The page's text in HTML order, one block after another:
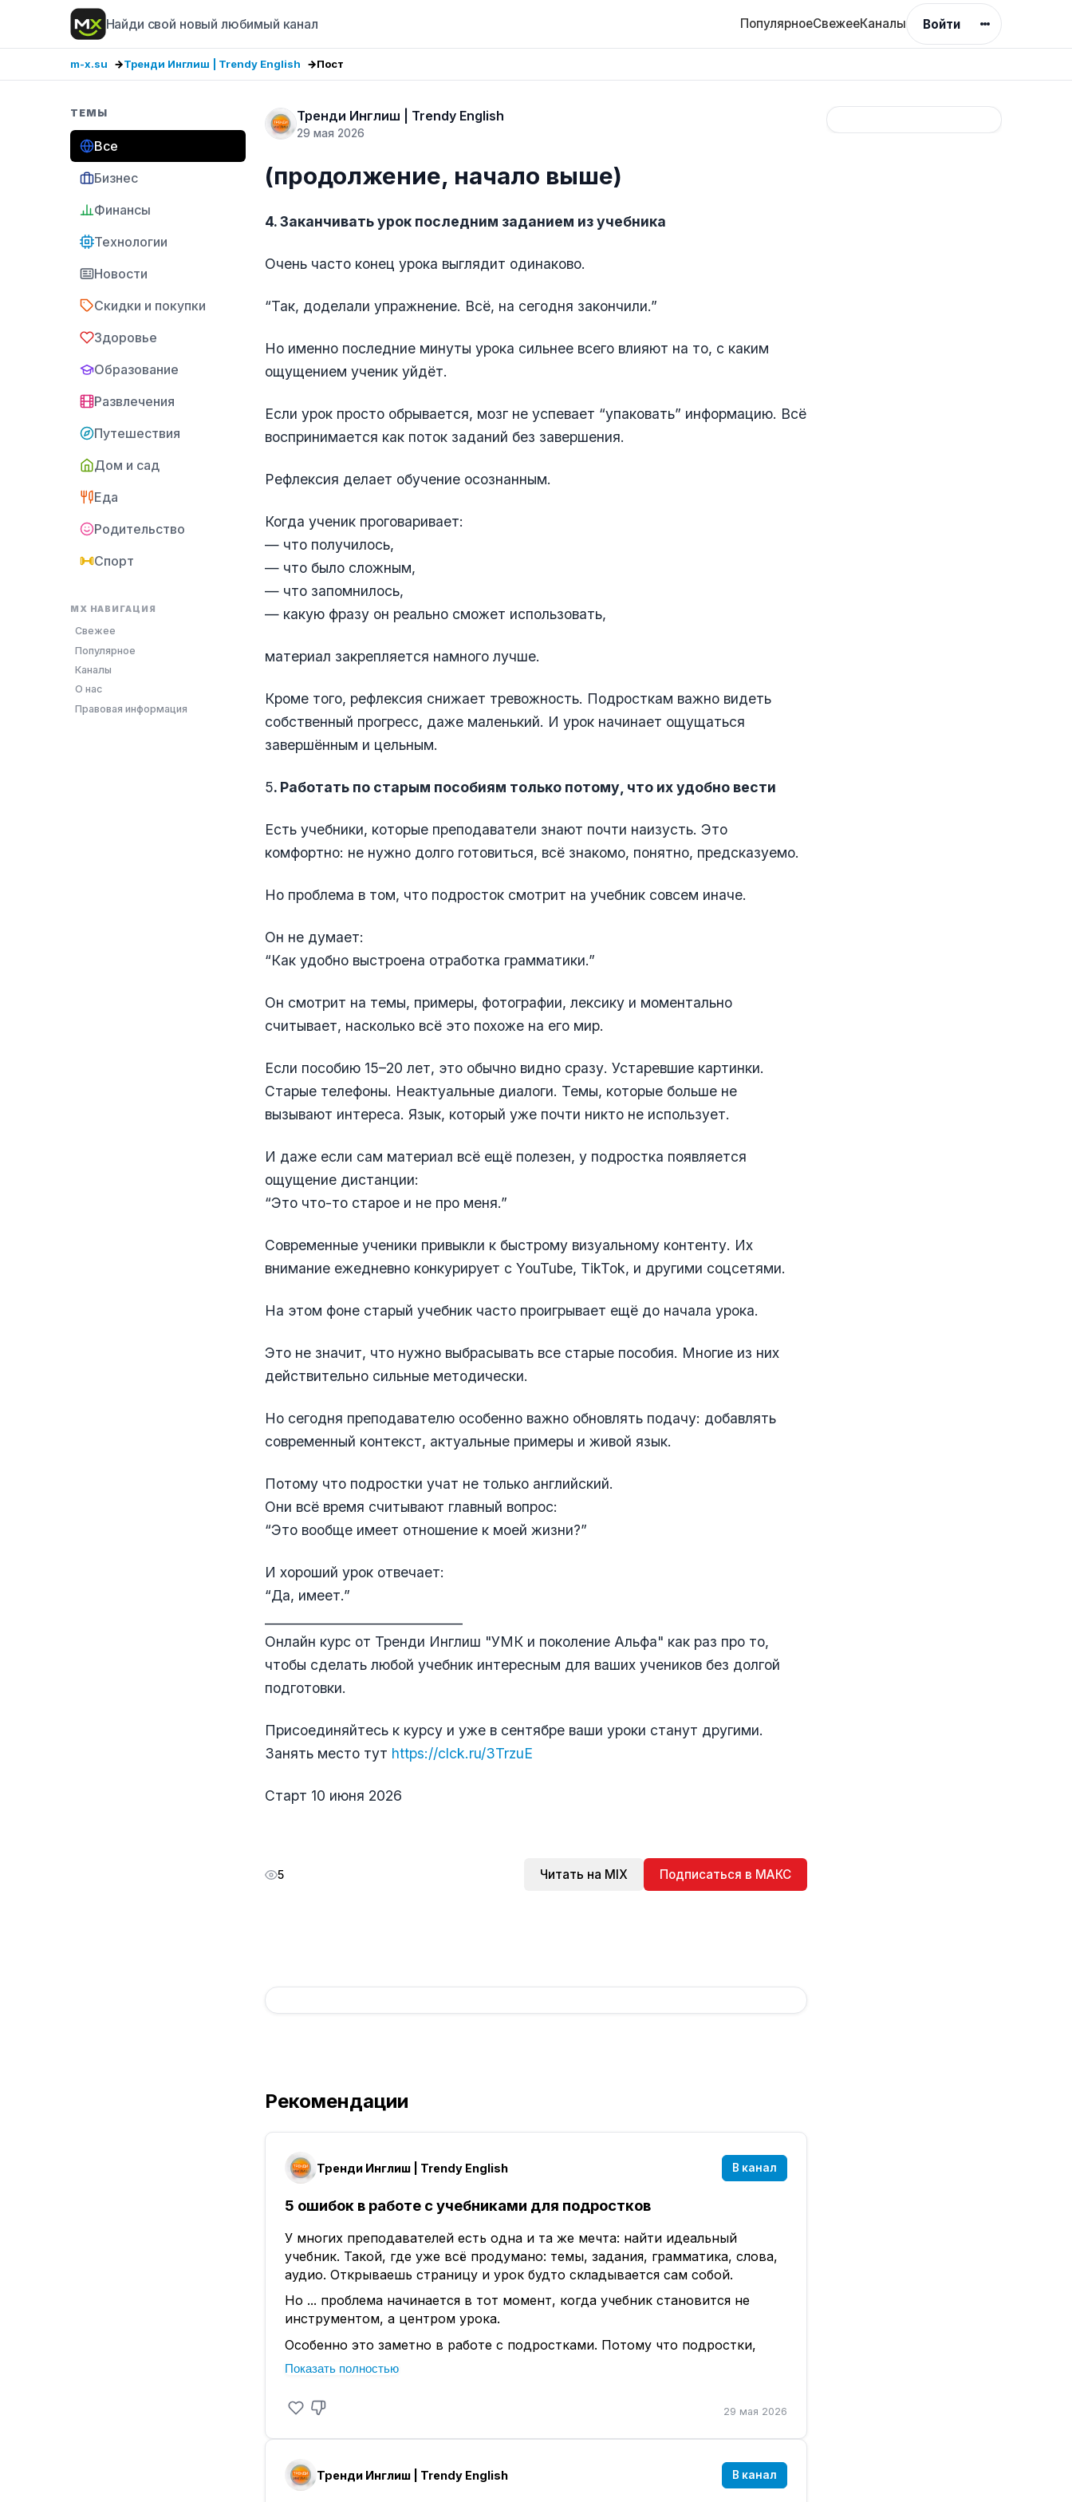
Найди свой новый любимый канал ПопулярноеСвежееКаналы Войти
m-x.su Тренди Инглиш | Trendy English Пост
ТЕМЫ
Все
Бизнес
Финансы
Технологии
Новости
Скидки и покупки
Здоровье
Образование
Развлечения
Путешествия
Дом и сад
Еда
Родительство
Спорт
MX НАВИГАЦИЯ
Свежее
Популярное
Каналы
О нас
Правовая информация
Тренди Инглиш | Trendy English
29 мая 2026
(продолжение, начало выше)
4. Заканчивать урок последним заданием из учебника
Очень часто конец урока выглядит одинаково.
“Так, доделали упражнение. Всё, на сегодня закончили.”
Но именно последние минуты урока сильнее всего влияют на то, с каким
ощущением ученик уйдёт.
Если урок просто обрывается, мозг не успевает “упаковать” информацию. Всё
воспринимается как поток заданий без завершения.
Рефлексия делает обучение осознанным.
Когда ученик проговаривает:
— что получилось,
— что было сложным,
— что запомнилось,
— какую фразу он реально сможет использовать,
материал закрепляется намного лучше.
Кроме того, рефлексия снижает тревожность. Подросткам важно видеть
собственный прогресс, даже маленький. И урок начинает ощущаться
завершённым и цельным.
5. Работать по старым пособиям только потому, что их удобно вести
Есть учебники, которые преподаватели знают почти наизусть. Это
комфортно: не нужно долго готовиться, всё знакомо, понятно, предсказуемо.
Но проблема в том, что подросток смотрит на учебник совсем иначе.
Он не думает:
“Как удобно выстроена отработка грамматики.”
Он смотрит на темы, примеры, фотографии, лексику и моментально
считывает, насколько всё это похоже на его мир.
Если пособию 15–20 лет, это обычно видно сразу. Устаревшие картинки.
Старые телефоны. Неактуальные диалоги. Темы, которые больше не
вызывают интереса. Язык, который уже почти никто не использует.
И даже если сам материал всё ещё полезен, у подростка появляется
ощущение дистанции:
“Это что-то старое и не про меня.”
Современные ученики привыкли к быстрому визуальному контенту. Их
внимание ежедневно конкурирует с YouTube, TikTok, и другими соцсетями.
На этом фоне старый учебник часто проигрывает ещё до начала урока.
Это не значит, что нужно выбрасывать все старые пособия. Многие из них
действительно сильные методически.
Но сегодня преподавателю особенно важно обновлять подачу: добавлять
современный контекст, актуальные примеры и живой язык.
Потому что подростки учат не только английский.
Они всё время считывают главный вопрос:
“Это вообще имеет отношение к моей жизни?”
И хороший урок отвечает:
“Да, имеет.”
Онлайн курс от Тренди Инглиш "УМК и поколение Альфа" как раз про то,
чтобы сделать любой учебник интересным для ваших учеников без долгой
подготовки.
Присоединяйтесь к курсу и уже в сентябре ваши уроки станут другими.
Занять место тут https://clck.ru/3TrzuE
Старт 10 июня 2026
5 Читать на MIX Подписаться в МАКС
Рекомендации
Тренди Инглиш | Trendy English В канал
5 ошибок в работе с учебниками для подростков
У многих преподавателей есть одна и та же мечта: найти идеальный
учебник. Такой, где уже всё продумано: темы, задания, грамматика, слова,
аудио. Открываешь страницу и урок будто складывается сам собой.
Но ... проблема начинается в тот момент, когда учебник становится не
инструментом, а центром урока.
Особенно это заметно в работе с подростками. Потому что подростки,
честно говоря, не самая терпеливая аудитория. Они очень быстро
они отключаются почти мгновенно. Даже если учебник объективно
хороший.
Есть несколько ошибок, которые делают уроки менее живыми и
эффективными.
1.Делать задания строго по порядку
Показать полностью
29 мая 2026
Тренди Инглиш | Trendy English В канал